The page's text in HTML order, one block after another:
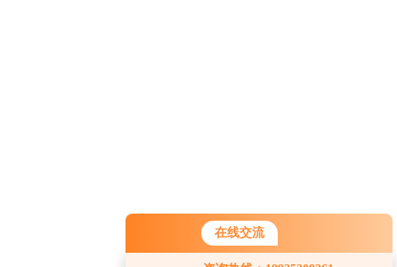
在线交流